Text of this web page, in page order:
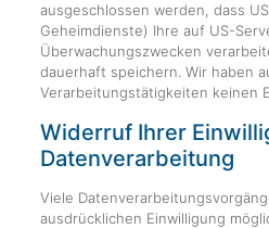
ausgeschlossen werden, dass
Geheimdienste) Ihre auf US-
Überwachungszwecken
dauerhaft speichern. Wir haben
Verarbeitungstätigkeiten keinen
Widerruf Ihrer
Datenverarbeitung
Viele
ausdrücklichen Einwilligung